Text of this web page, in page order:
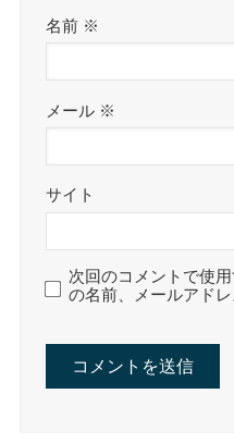
名前 ※
メール ※
サイト
次回のコメントで使
の名前、メールアド